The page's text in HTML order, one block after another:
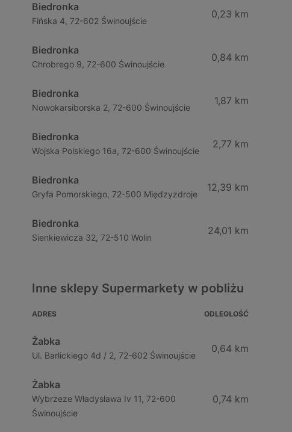
Biedronka
Fińska 4, 72-602 Świnoujście
0,23 km
Biedronka
Chrobrego 9, 72-600 Świnoujście
0,84 km
Biedronka
Nowokarsiborska 2, 72-600 Świnoujście
1,87 km
Biedronka
Wojska Polskiego 16a, 72-600 Świnoujście
2,77 km
Biedronka
Gryfa Pomorskiego, 72-500 Międzyzdroje
12,39 km
Biedronka
Sienkiewicza 32, 72-510 Wolin
24,01 km
Inne sklepy Supermarkety w pobliżu
ADRES ODLEGŁOŚĆ
Żabka
Ul. Barlickiego 4d / 2, 72-602 Świnoujście
0,64 km
Żabka
Wybrzeze Władysława Iv 11, 72-600
Świnoujście
0,74 km